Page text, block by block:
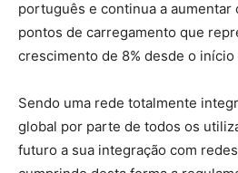
português e continua a aumentar
pontos de carregamento que
crescimento de 8% desde o início
Sendo uma rede totalmente
global por parte de todos os
futuro a sua integração com